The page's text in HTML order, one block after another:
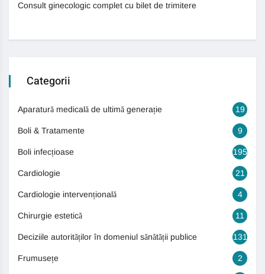
Consult ginecologic complet cu bilet de trimitere
Categorii
Aparatură medicală de ultimă generație 19
Boli & Tratamente 9
Boli infecțioase 195
Cardiologie 21
Cardiologie intervențională 4
Chirurgie estetică 11
Deciziile autorităților în domeniul sănătății publice 131
Frumusețe 2